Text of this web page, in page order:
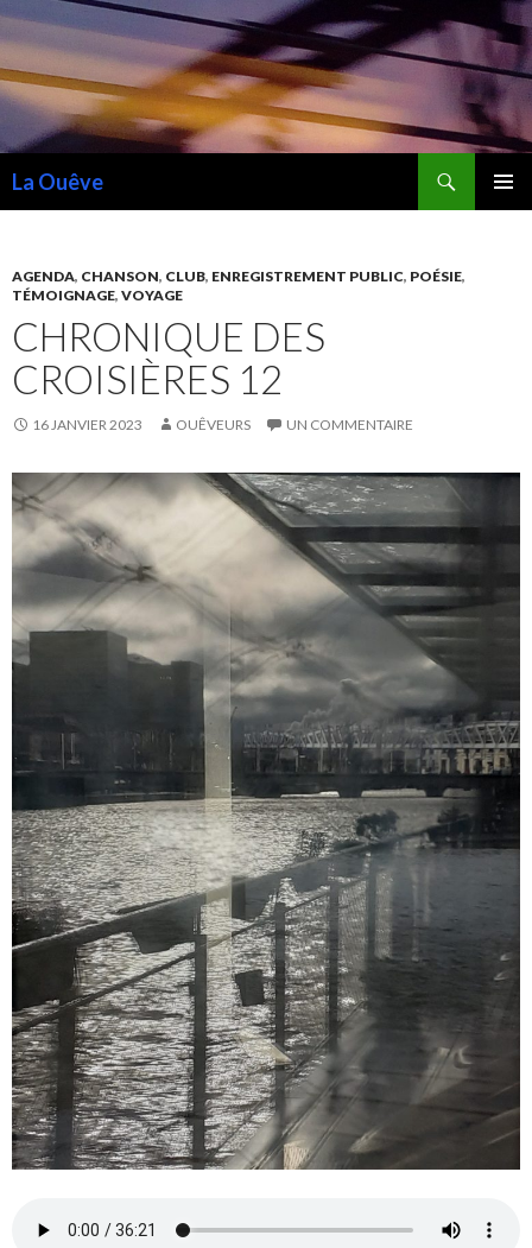
La Ouêve
AGENDA, CHANSON, CLUB, ENREGISTREMENT PUBLIC, POÉSIE,
TÉMOIGNAGE, VOYAGE
CHRONIQUE DES
CROISIÈRES 12
16 JANVIER 2023 OUÊVEURS UN COMMENTAIRE